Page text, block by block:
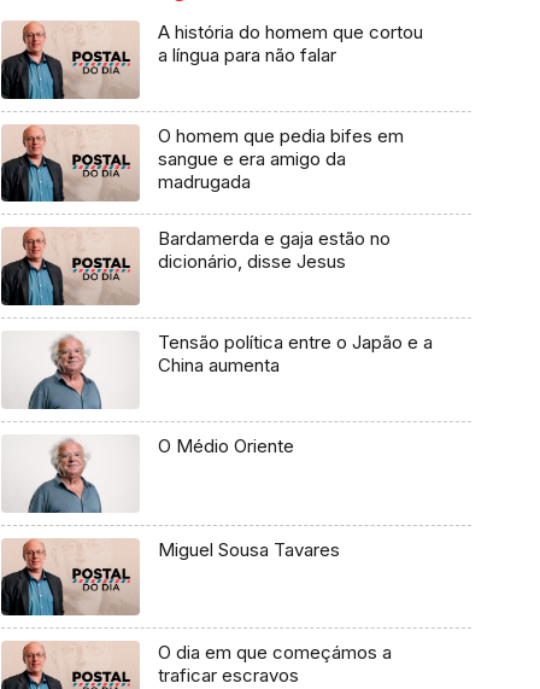
A história do homem que cortou
a língua para não falar
O homem que pedia bifes em
sangue e era amigo da
madrugada
Bardamerda e gaja estão no
dicionário, disse Jesus
Tensão política entre o Japão e a
China aumenta
O Médio Oriente
Miguel Sousa Tavares
O dia em que começámos a
traficar escravos